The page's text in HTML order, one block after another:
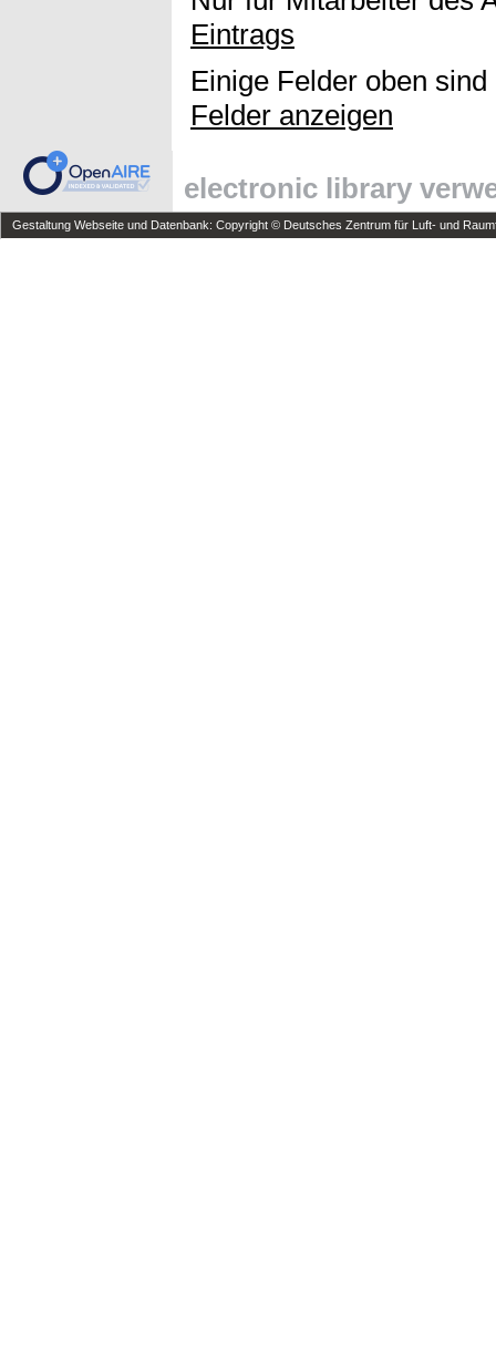
Eintrags
Einige Felder oben
Felder anzeigen
electronic library
Gestaltung Webseite und Datenbank: Copyright © Deutsches Zentrum für Luft- und